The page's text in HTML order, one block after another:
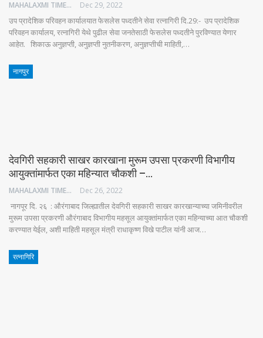
MAHALAXMI TIMES Dec 29, 2022
उप प्रादेशिक परिवहन कार्यालयात फेसलेस पध्दतीने सेवा रत्नागिरी दि.29:- उप प्रादेशिक
परिवहन कार्यालय, रत्नागिरी येथे पुढील सेवा जनतेसाठी फेसलेस पध्दतीने पुरविण्यात येणार
आहेत. शिकाऊ अनुज्ञप्ती, अनुज्ञप्ती नुतनीकरण, अनुज्ञप्तीची माहिती,…
नागपुर
देवगिरी सहकारी साखर कारखाना मुरूम उपसा प्रकरणी विभागीय
आयुक्तांमार्फत एका महिन्यात चौकशी –…
MAHALAXMI TIMES Dec 26, 2022
नागपूर दि. २६ : औरंगाबाद जिल्ह्यातील देवगिरी सहकारी साखर कारखान्याच्या जमिनीवरील
मुरूम उपसा प्रकरणी औरंगाबाद विभागीय महसूल आयुक्तांमार्फत एका महिन्याच्या आत चौकशी
करण्यात येईल, अशी माहिती महसूल मंत्री राधाकृष्ण विखे पाटील यांनी आज…
रत्नागिरि